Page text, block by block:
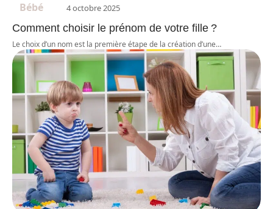
Bébé 4 octobre 2025
Comment choisir le prénom de votre fille ?
Le choix d’un nom est la première étape de la création d’une…